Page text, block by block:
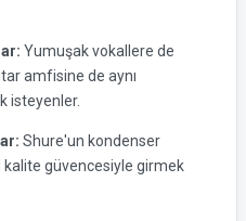
Yumuşak vokallere de
amfisine de aynı
isteyenler.
Shure'un kondenser
kalite güvencesiyle girmek